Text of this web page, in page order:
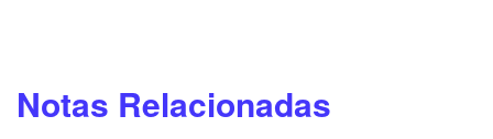
Notas Relacionadas